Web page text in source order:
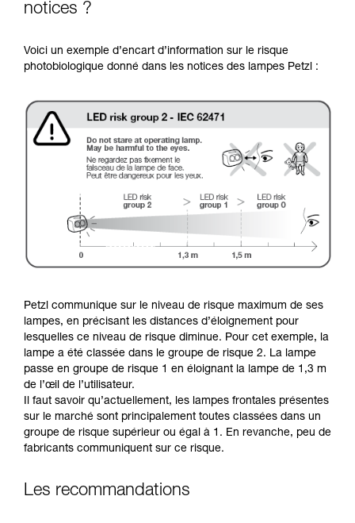
notices ?
Voici un exemple d’encart d’information sur le risque
photobiologique donné dans les notices des lampes Petzl :
Petzl communique sur le niveau de risque maximum de ses
lampes, en précisant les distances d’éloignement pour
lesquelles ce niveau de risque diminue. Pour cet exemple, la
lampe a été classée dans le groupe de risque 2. La lampe
passe en groupe de risque 1 en éloignant la lampe de 1,3 m
de l’œil de l’utilisateur.
Il faut savoir qu’actuellement, les lampes frontales présentes
sur le marché sont principalement toutes classées dans un
groupe de risque supérieur ou égal à 1. En revanche, peu de
fabricants communiquent sur ce risque.
Les recommandations